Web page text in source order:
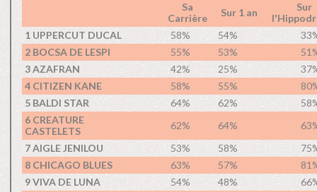
Sa
Carrière
Sur 1 an
Sur
1 UPPERCUT DUCAL
58% 54%
2 BOCSA DE LESPI
55% 53%
3 AZAFRAN
42% 25%
4 CITIZEN KANE
58% 55%
5 BALDI STAR
64% 62%
6 CREATURE
CASTELETS
62% 64%
7 AIGLE JENILOU
53% 58%
8 CHICAGO BLUES
63% 57%
9 VIVA DE LUNA
54% 48%